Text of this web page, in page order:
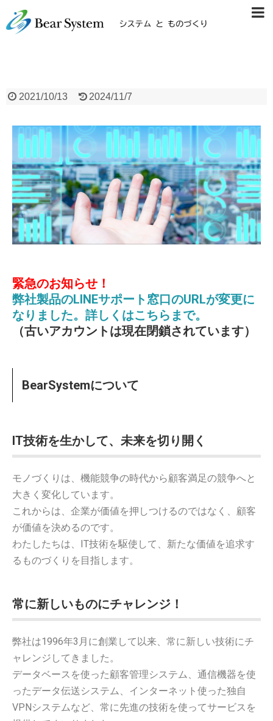
2021/10/13 2024/11/7
緊急のお知らせ！
弊社製品のLINEサポート窓口のURLが変更に
なりました。詳しくはこちらまで。
（古いアカウントは現在閉鎖されています）
BearSystemについて
IT技術を生かして、未来を切り開く
モノづくりは、機能競争の時代から顧客満足の競争へと
大きく変化しています。
これからは、企業が価値を押しつけるのではなく、顧客
が価値を決めるのです。
わたしたちは、IT技術を駆使して、新たな価値を追求す
るものづくりを目指します。
常に新しいものにチャレンジ！
弊社は1996年3月に創業して以来、常に新しい技術にチ
ャレンジしてきました。
データベースを使った顧客管理システム、通信機器を使
ったデータ伝送システム、インターネット使った独自
VPNシステムなど、常に先進の技術を使ってサービスを